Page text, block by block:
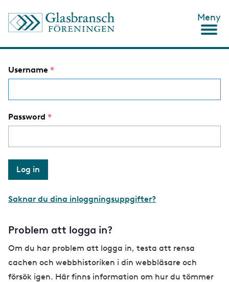
Meny
Username
Password
Saknar du dina inloggningsuppgifter?
Problem att logga in?
Om du har problem att logga in, testa att rensa
cachen och webbhistoriken i din webbläsare och
försök igen. Här finns information om hur du tömmer